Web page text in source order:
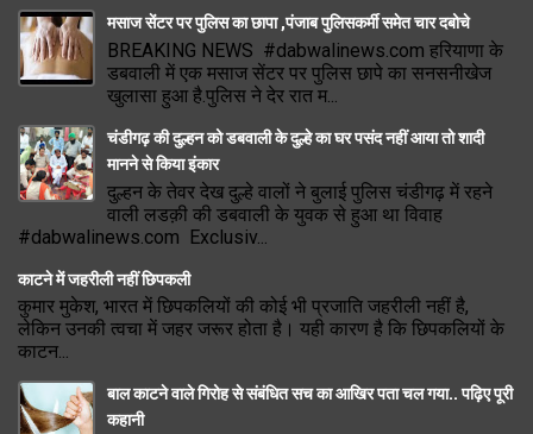
मसाज सेंटर पर पुलिस का छापा ,पंजाब पुलिसकर्मी समेत चार दबोचे
BREAKING NEWS #dabwalinews.com हरियाणा के
डबवाली में एक मसाज सेंटर पर पुलिस छापे का सनसनीखेज
खुलासा हुआ है.पुलिस ने देर रात म...
चंडीगढ़ की दुल्हन को डबवाली के दुल्हे का घर पसंद नहीं आया तो शादी
मानने से किया इंकार
दुल्हन के तेवर देख दुल्हे वालों ने बुलाई पुलिस चंडीगढ़ में रहने
वाली लडक़ी की डबवाली के युवक से हुआ था विवाह
#dabwalinews.com Exclusiv...
काटने में जहरीली नहीं छिपकली
कुमार मुकेश, भारत में छिपकलियों की कोई भी प्रजाति जहरीली नहीं है,
लेकिन उनकी त्वचा में जहर जरूर होता है। यही कारण है कि छिपकलियों के
काटन...
बाल काटने वाले गिरोह से संबंधित सच का आखिर पता चल गया.. पढ़िए पूरी
कहानी